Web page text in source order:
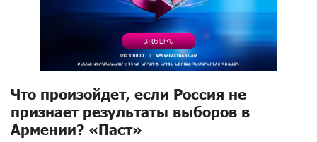
Что произойдет, если Россия не
признает результаты выборов в
Армении? «Паст»